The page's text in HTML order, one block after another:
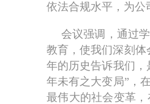
依法合规水平，为公
会议强调，通过
教育，使我们深刻体
年的历史告诉我们
年未有之大变局”，
最伟大的社会变革